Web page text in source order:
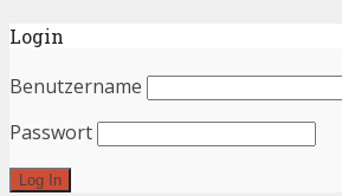
Login
Benutzername
Passwort